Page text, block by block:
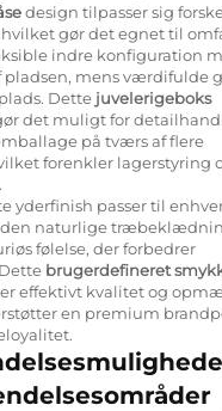
design tilpasser sig
hvilket gør det egnet til
indre konfiguration
mens værdifulde
Dette juvelerigeboks
det muligt for
på tværs af flere
forenkler lagerstyring
yderfinish passer til
naturlige
følelse, der forbedrer
brugerdefineret
effektivt kvalitet og
en premium